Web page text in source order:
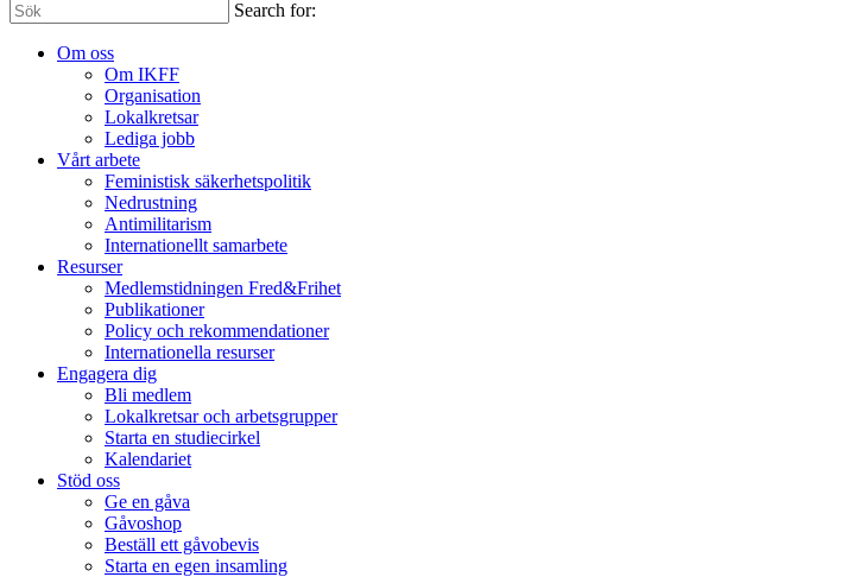
Search for:
Om oss
Om IKFF
Organisation
Lokalkretsar
Lediga jobb
Vårt arbete
Feministisk säkerhetspolitik
Nedrustning
Antimilitarism
Internationellt samarbete
Resurser
Medlemstidningen Fred&Frihet
Publikationer
Policy och rekommendationer
Internationella resurser
Engagera dig
Bli medlem
Lokalkretsar och arbetsgrupper
Starta en studiecirkel
Kalendariet
Stöd oss
Ge en gåva
Gåvoshop
Beställ ett gåvobevis
Starta en egen insamling